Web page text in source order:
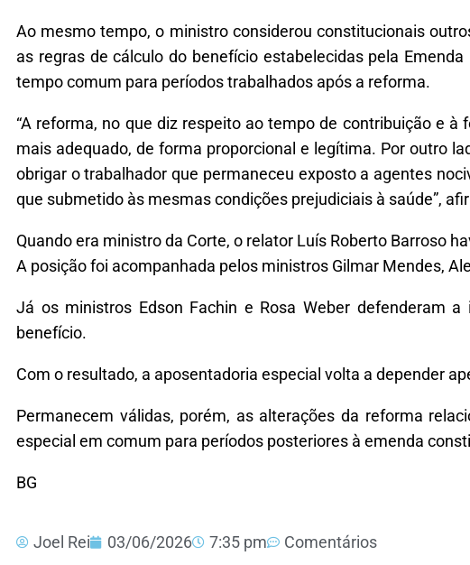
Ao mesmo tempo, o ministro considerou constitucionais
as regras de cálculo do benefício estabelecidas pela
tempo comum para períodos trabalhados após a reforma.
“A reforma, no que diz respeito ao tempo de contribuição e
mais adequado, de forma proporcional e legítima. Por outro
obrigar o trabalhador que permaneceu exposto a agentes
que submetido às mesmas condições prejudiciais à saúde”,
Quando era ministro da Corte, o relator Luís Roberto Barroso
A posição foi acompanhada pelos ministros Gilmar Mendes,
Já os ministros Edson Fachin e Rosa Weber defenderam
benefício.
Com o resultado, a aposentadoria especial volta a depender
Permanecem válidas, porém, as alterações da reforma
especial em comum para períodos posteriores à emenda
BG
Joel Rei 03/06/2026 7:35 pm Comentários